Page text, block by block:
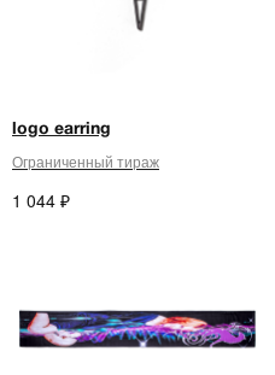
logo earring
Ограниченный тираж
1 044 ₽